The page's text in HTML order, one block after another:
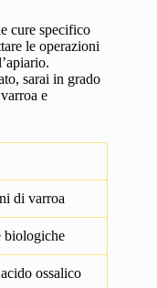
cure specifico
le operazioni
sarai in grado
e
di varroa
biologiche
ossalico